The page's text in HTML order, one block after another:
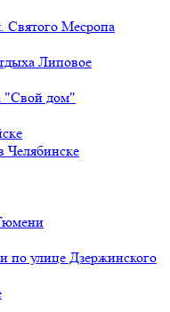
Святого Месропа
Липовое
"Свой дом"
Челябинске
по улице Дзержинского